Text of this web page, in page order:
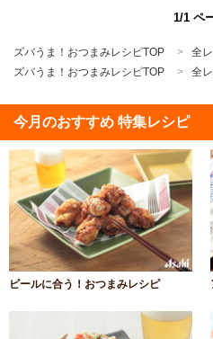
1/1 ペ
ズバうま！おつまみレシピTOP 全
ズバうま！おつまみレシピTOP
全
今月のおすすめ 特集レシピ
ビールに合う！おつまみレシピ